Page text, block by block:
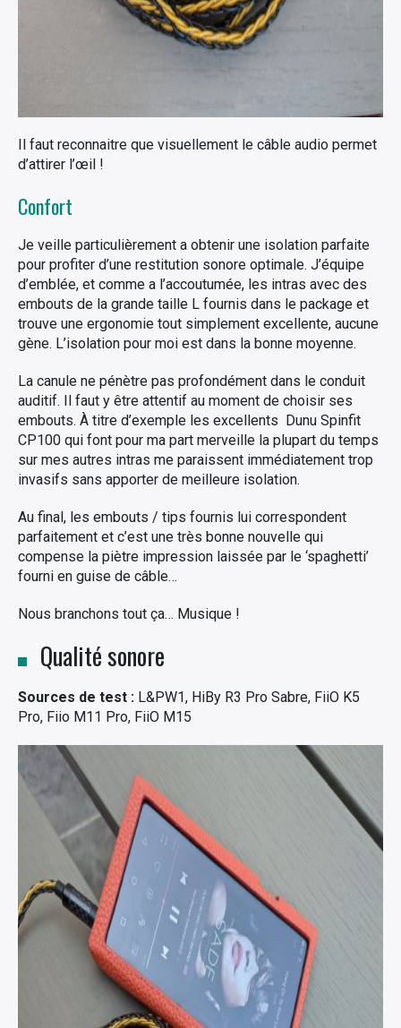
Il faut reconnaitre que visuellement le câble audio permet
d’attirer l’œil !
Confort
Je veille particulièrement a obtenir une isolation parfaite
pour profiter d’une restitution sonore optimale. J’équipe
d’emblée, et comme a l’accoutumée, les intras avec des
embouts de la grande taille L fournis dans le package et
trouve une ergonomie tout simplement excellente, aucune
gène. L’isolation pour moi est dans la bonne moyenne.
La canule ne pénètre pas profondément dans le conduit
auditif. Il faut y être attentif au moment de choisir ses
embouts. À titre d’exemple les excellents Dunu Spinfit
CP100 qui font pour ma part merveille la plupart du temps
sur mes autres intras me paraissent immédiatement trop
invasifs sans apporter de meilleure isolation.
Au final, les embouts / tips fournis lui correspondent
parfaitement et c’est une très bonne nouvelle qui
compense la piètre impression laissée par le ‘spaghetti’
fourni en guise de câble…
Nous branchons tout ça… Musique !
Qualité sonore
Sources de test : L&PW1, HiBy R3 Pro Sabre, FiiO K5
Pro, Fiio M11 Pro, FiiO M15